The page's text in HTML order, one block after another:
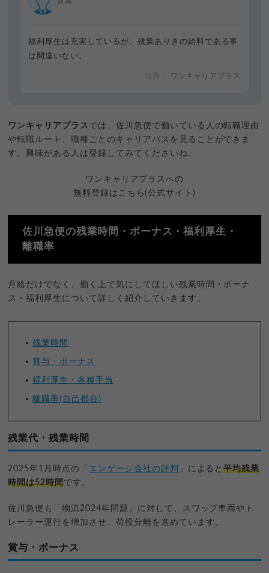
福利厚生は充実しているが、残業ありきの給料である事
は間違いない。
ワンキャリアプラス
ワンキャリアプラス では、佐川急便で働いている人の転職理由
や転職ルート、職種ごとのキャリアパスを見ることができま
す。興味がある人は登録してみてくださいね。
ワンキャリアプラスへの
無料登録はこちら(公式サイト)
佐川急便の残業時間・ボーナス・福利厚生・
離職率
月給だけでなく、働く上で気にしてほしい残業時間・ボーナ
ス・福利厚生について詳しく紹介していきます。
残業時間
賞与・ボーナス
福利厚生・各種手当
離職率(自己都合)
残業代・残業時間
2025年1月時点の「 エンゲージ会社の評判 」によると平均残業
時間は52時間です。
佐川急便も「物流2024年問題」に対して、スワップ車両やト
レーラー運行を増加させ、荷役分離を進めています。
賞与・ボーナス